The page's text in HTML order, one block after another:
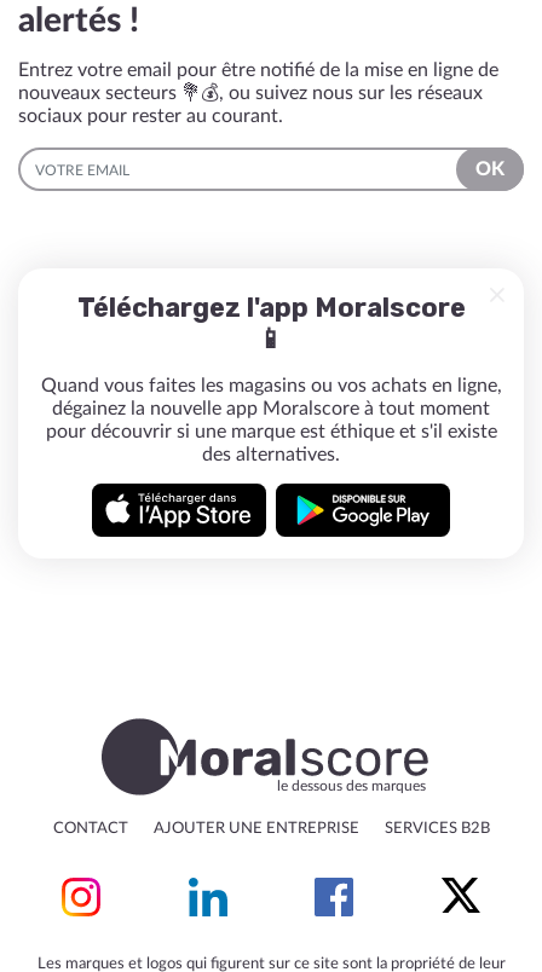
alertés !
Entrez votre email pour être notifié de la mise en ligne de
nouveaux secteurs 💐💰, ou suivez nous sur les réseaux
sociaux pour rester au courant.
EMAIL
OK
Téléchargez l'app Moralscore
📱
Quand vous faites les magasins ou vos achats en ligne,
dégainez la nouvelle app Moralscore à tout moment
pour découvrir si une marque est éthique et s'il existe
des alternatives.
le dessous des marques
CONTACT AJOUTER UNE ENTREPRISE SERVICES B2B
Les marques et logos qui figurent sur ce site sont la propriété de leur